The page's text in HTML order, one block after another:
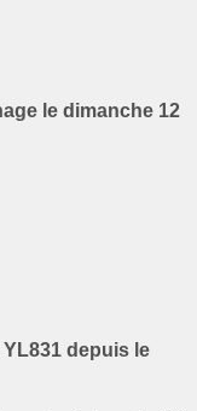
le dimanche 12
depuis le